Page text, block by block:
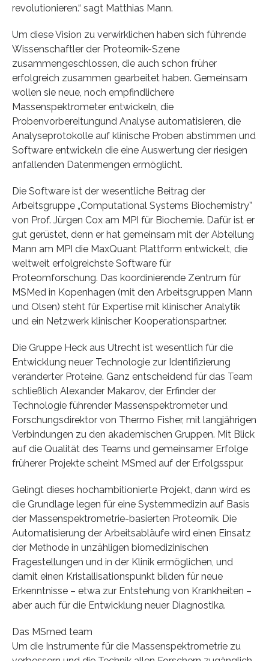
revolutionieren.“ sagt Matthias Mann.
Um diese Vision zu verwirklichen haben sich führende
Wissenschaftler der Proteomik-Szene
zusammengeschlossen, die auch schon früher
erfolgreich zusammen gearbeitet haben. Gemeinsam
wollen sie neue, noch empfindlichere
Massenspektrometer entwickeln, die
Probenvorbereitungund Analyse automatisieren, die
Analyseprotokolle auf klinische Proben abstimmen und
Software entwickeln die eine Auswertung der riesigen
anfallenden Datenmengen ermöglicht.
Die Software ist der wesentliche Beitrag der
Arbeitsgruppe „Computational Systems Biochemistry”
von Prof. Jürgen Cox am MPI für Biochemie. Dafür ist er
gut gerüstet, denn er hat gemeinsam mit der Abteilung
Mann am MPI die MaxQuant Plattform entwickelt, die
weltweit erfolgreichste Software für
Proteomforschung. Das koordinierende Zentrum für
MSMed in Kopenhagen (mit den Arbeitsgruppen Mann
und Olsen) steht für Expertise mit klinischer Analytik
und ein Netzwerk klinischer Kooperationspartner.
Die Gruppe Heck aus Utrecht ist wesentlich für die
Entwicklung neuer Technologie zur Identifizierung
veränderter Proteine. Ganz entscheidend für das Team
schließlich Alexander Makarov, der Erfinder der
Technologie führender Massenspektrometer und
Forschungsdirektor von Thermo Fisher, mit langjährigen
Verbindungen zu den akademischen Gruppen. Mit Blick
auf die Qualität des Teams und gemeinsamer Erfolge
früherer Projekte scheint MSmed auf der Erfolgsspur.
Gelingt dieses hochambitionierte Projekt, dann wird es
die Grundlage legen für eine Systemmedizin auf Basis
der Massenspektrometrie-basierten Proteomik. Die
Automatisierung der Arbeitsabläufe wird einen Einsatz
der Methode in unzähligen biomedizinischen
Fragestellungen und in der Klinik ermöglichen, und
damit einen Kristallisationspunkt bilden für neue
Erkenntnisse – etwa zur Entstehung von Krankheiten –
aber auch für die Entwicklung neuer Diagnostika.
Das MSmed team
Um die Instrumente für die Massenspektrometrie zu